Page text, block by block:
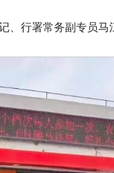
行署常务副专员